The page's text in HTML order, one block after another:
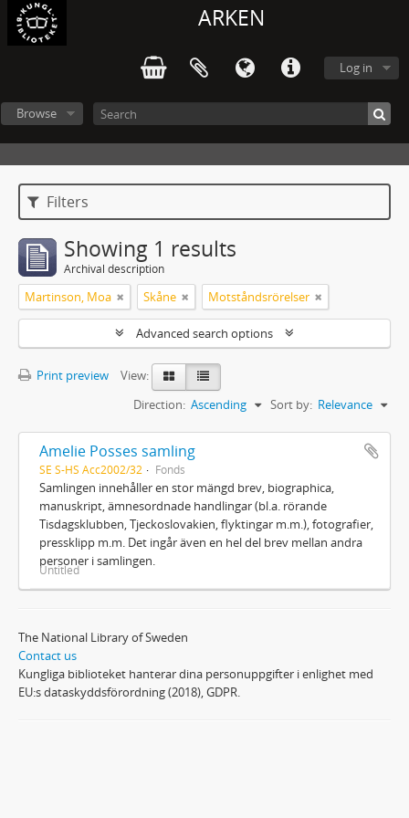
ARKEN
Log in
Browse
Filters
Showing 1 results
Archival description
Martinson, Moa Skåne Motståndsrörelser
Advanced search options
Print preview
View:
Sort by: Relevance
Direction: Ascending
Amelie Posses samling
SE S-HS Acc2002/32 Fonds
Samlingen innehåller en stor mängd brev, biographica,
manuskript, ämnesordnade handlingar (bl.a. rörande
Tisdagsklubben, Tjeckoslovakien, flyktingar m.m.), fotografier,
pressklipp m.m. Det ingår även en hel del brev mellan andra
personer i samlingen.
Untitled
The National Library of Sweden
Contact us
Kungliga biblioteket hanterar dina personuppgifter i enlighet med
EU:s dataskyddsförordning (2018), GDPR.